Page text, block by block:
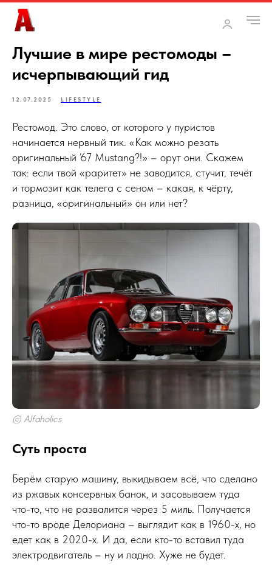
Лучшие в мире рестомоды –
исчерпывающий гид
12.07.2025 LIFESTYLE
Рестомод. Это слово, от которого у пуристов
начинается нервный тик. «Как можно резать
оригинальный ’67 Mustang?!» – орут они. Скажем
так: если твой «раритет» не заводится, стучит, течёт
и тормозит как телега с сеном – какая, к чёрту,
разница, «оригинальный» он или нет?
© Alfaholics
Суть проста
Берём старую машину, выкидываем всё, что сделано
из ржавых консервных банок, и засовываем туда
что-то, что не развалится через 5 миль. Получается
что-то вроде Делориана – выглядит как в 1960-х, но
едет как в 2020-х. И да, если кто-то вставил туда
электродвигатель – ну и ладно. Хуже не будет.